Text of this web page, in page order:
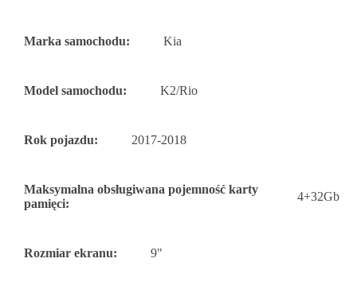
Marka samochodu: Kia
Model samochodu: K2/Rio
Rok pojazdu: 2017-2018
Maksymalna obsługiwana pojemność karty
pamięci:
4+32Gb
Rozmiar ekranu: 9"